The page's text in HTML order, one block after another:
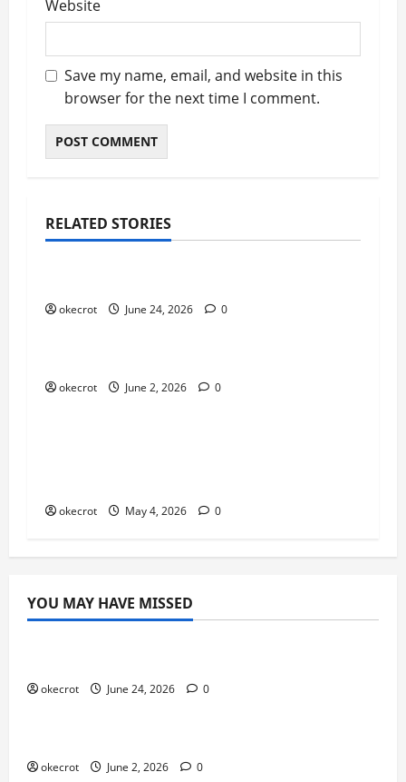
Website
Save my name, email, and website in this
browser for the next time I comment.
RELATED STORIES
okecrot June 24, 2026 0
Uncategorized
okecrot June 2, 2026 0
Uncategorized
okecrot May 4, 2026 0
YOU MAY HAVE MISSED
okecrot June 24, 2026 0
Uncategorized
okecrot June 2, 2026 0
Uncategorized